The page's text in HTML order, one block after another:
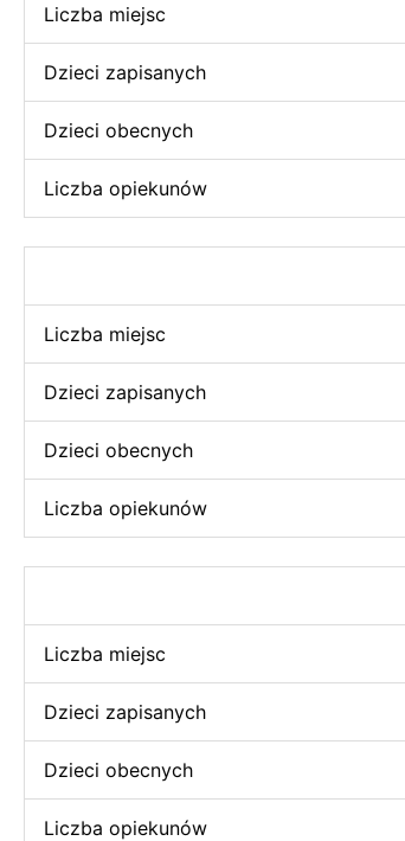
Liczba miejsc
Dzieci zapisanych
Dzieci obecnych
Liczba opiekunów
Liczba miejsc
Dzieci zapisanych
Dzieci obecnych
Liczba opiekunów
Liczba miejsc
Dzieci zapisanych
Dzieci obecnych
Liczba opiekunów